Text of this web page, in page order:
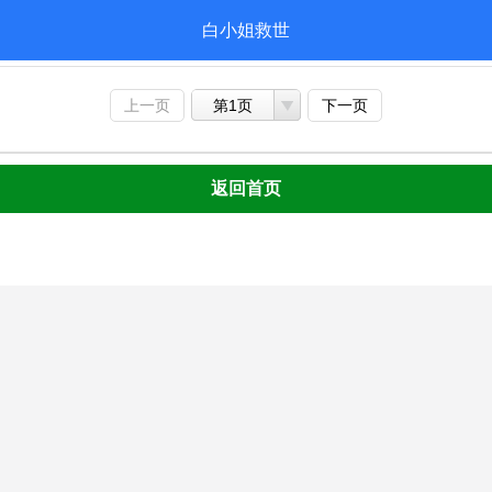
白小姐救世
上一页 第1页 下一页
返回首页